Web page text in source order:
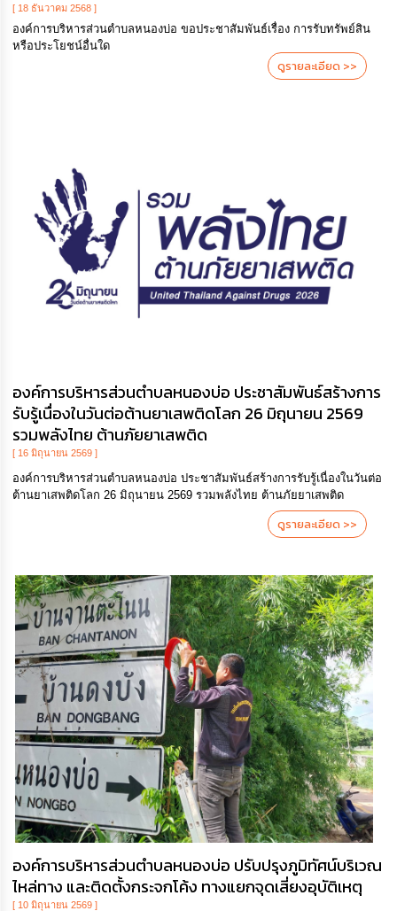
[ 18 ธันวาคม 2568 ]
องค์การบริหารส่วนตำบลหนองบ่อ ขอประชาสัมพันธ์เรื่อง การรับทรัพย์สิน
หรือประโยชน์อื่นใด
ดูรายละเอียด >>
องค์การบริหารส่วนตำบลหนองบ่อ ประชาสัมพันธ์สร้างการ
รับรู้เนื่องในวันต่อต้านยาเสพติดโลก 26 มิถุนายน 2569
รวมพลังไทย ต้านภัยยาเสพติด
[ 16 มิถุนายน 2569 ]
องค์การบริหารส่วนตำบลหนองบ่อ ประชาสัมพันธ์สร้างการรับรู้เนื่องในวันต่อ
ต้านยาเสพติดโลก 26 มิถุนายน 2569 รวมพลังไทย ต้านภัยยาเสพติด
ดูรายละเอียด >>
องค์การบริหารส่วนตำบลหนองบ่อ ปรับปรุงภูมิทัศน์บริเวณ
ไหล่ทาง และติดตั้งกระจกโค้ง ทางแยกจุดเสี่ยงอุบัติเหตุ
[ 10 มิถุนายน 2569 ]